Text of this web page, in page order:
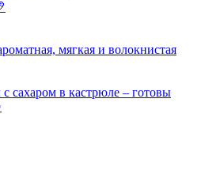
мягкая и волокнистая
сахаром в кастрюле – готовы